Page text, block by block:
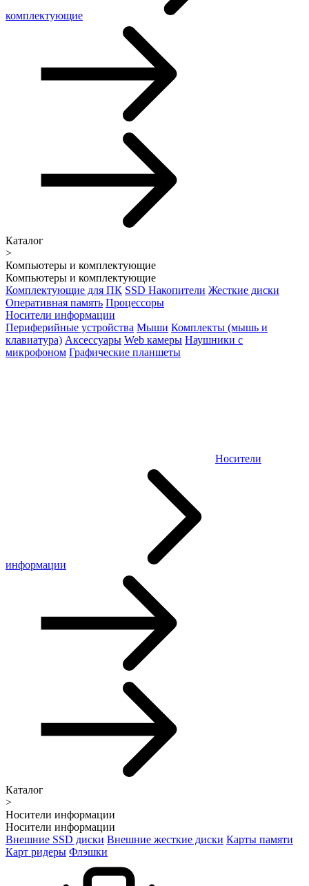
комплектующие
Каталог
>
Компьютеры и комплектующие
Компьютеры и комплектующие
Комплектующие для ПК SSD Накопители Жесткие диски
Оперативная память Процессоры
Носители информации
Периферийные устройства Мыши Комплекты (мышь и
клавиатура) Аксессуары Web камеры Наушники с
микрофоном Графические планшеты
Носители
информации
Каталог
>
Носители информации
Носители информации
Внешние SSD диски Внешние жесткие диски Карты памяти
Карт ридеры Флэшки